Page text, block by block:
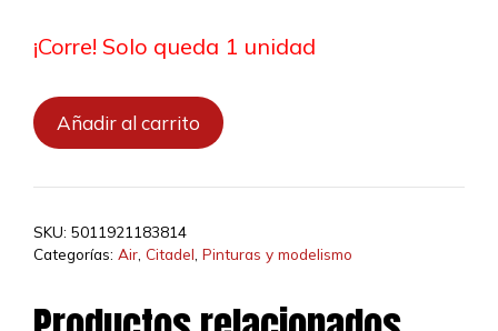
original
6,30 €.
actual
5,67 €.
¡Corre! Solo queda 1 unidad
Air:
Thallax
cantidad
Añadir al carrito
SKU: 5011921183814
Categorías: Air Citadel Pinturas y modelismo